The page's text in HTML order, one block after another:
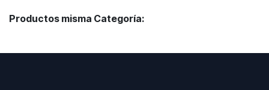
Productos misma Categoría: